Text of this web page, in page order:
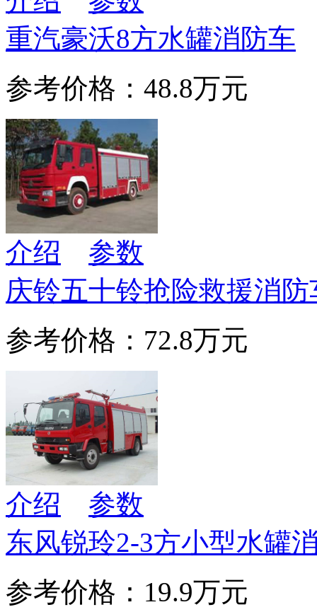
重汽豪沃8方水罐消防车
参考价格：48.8万元
介绍
参数
庆铃五十铃抢险救援消防
参考价格：72.8万元
介绍
参数
东风锐玲2-3方小型水罐
参考价格：19.9万元